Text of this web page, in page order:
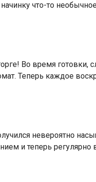
что-то
Во время готовки,
Теперь каждое
невероятно
и теперь